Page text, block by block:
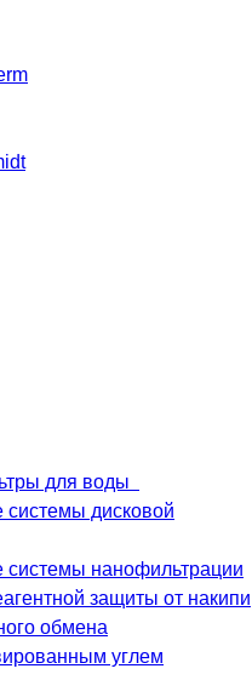
для воды
дисковой
нанофильтрации
защиты от накипи
обмена
углем